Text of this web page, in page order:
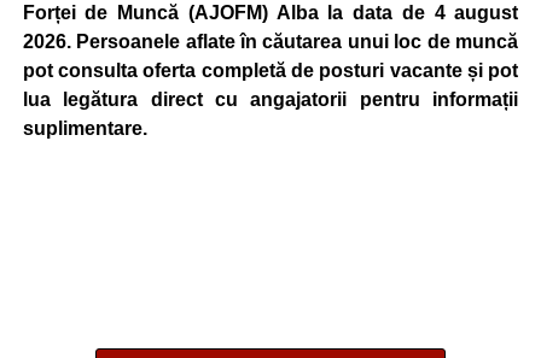
Forței de Muncă (AJOFM) Alba la data de 4 august
2026. Persoanele aflate în căutarea unui loc de muncă
pot consulta oferta completă de posturi vacante și pot
lua legătura direct cu angajatorii pentru informații
suplimentare.